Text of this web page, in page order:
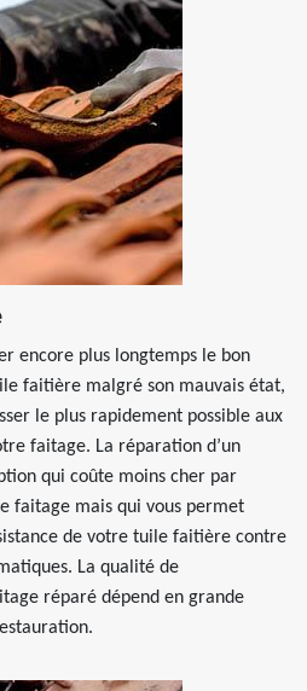
encore plus longtemps le bon
faitière malgré son mauvais état,
le plus rapidement possible aux
faitage. La réparation d’un
qui coûte moins cher par
faitage mais qui vous permet
de votre tuile faitière contre
La qualité de
réparé dépend en grande